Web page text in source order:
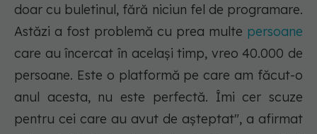
doar cu buletinul, fără niciun fel de programare.
Astăzi a fost problemă cu prea multe persoane
care au încercat în acelaşi timp, vreo 40.000 de
persoane. Este o platformă pe care am făcut-o
anul acesta, nu este perfectă. Îmi cer scuze
pentru cei care au avut de aşteptat", a afirmat